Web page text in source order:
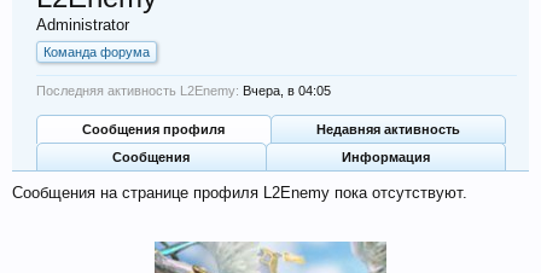
Administrator
Команда форума
Последняя активность L2Enemy: Вчера, в 04:05
Сообщения профиля
Недавняя активность
Сообщения
Информация
Сообщения на странице профиля L2Enemy пока отсутствуют.